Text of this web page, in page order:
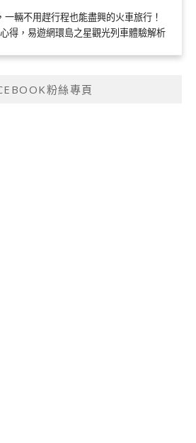
輛不用趕行程也能盡興的火車旅行！
得，易遊網環島之星觀光列車體驗解析
粉絲專頁